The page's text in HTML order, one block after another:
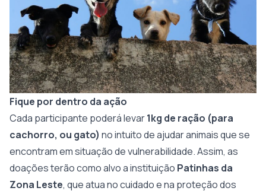
Fique por dentro da ação
Cada participante poderá levar1kg de ração (para
cachorro, ou gato) no intuito de ajudar animais que se
encontram em situação de vulnerabilidade. Assim, as
doações terão como alvo a instituição Patinhas da
Zona Leste, que atua no cuidado e na proteção dos